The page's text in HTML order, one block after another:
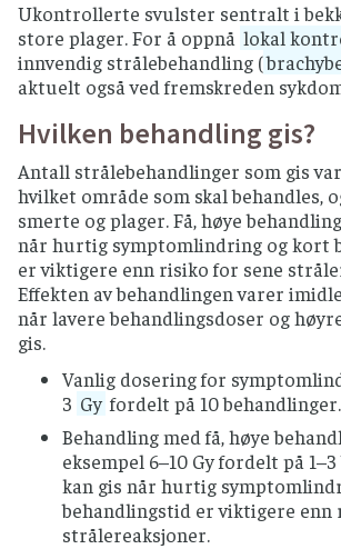
Ukontrollerte svulster sentralt i
store plager. For å oppnå lokal
innvendig strålebehandling (
aktuelt også ved fremskreden
Hvilken behandling gis?
Antall strålebehandlinger som gis
hvilket område som skal behandles,
smerte og plager. Få, høye
når hurtig symptomlindring og kort
er viktigere enn risiko for sene
Effekten av behandlingen varer
når lavere behandlingsdoser og
gis.
Vanlig dosering for
3 Gy fordelt på 10 behandlinger.
Behandling med få, høye
eksempel 6–10 Gy fordelt på
kan gis når hurtig
behandlingstid er viktigere enn
strålereaksjoner.